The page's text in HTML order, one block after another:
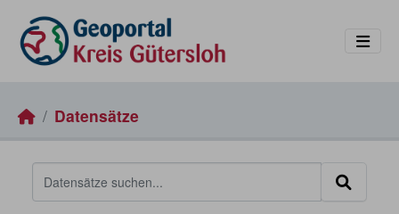
Datensätze